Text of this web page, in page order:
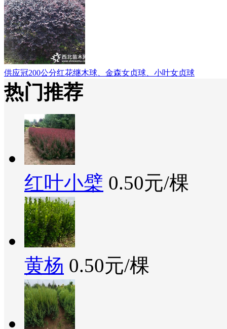
供应冠200公分红花继木球、金森女贞球、小叶女贞球
热门推荐
红叶小檗 0.50元/棵
黄杨 0.50元/棵